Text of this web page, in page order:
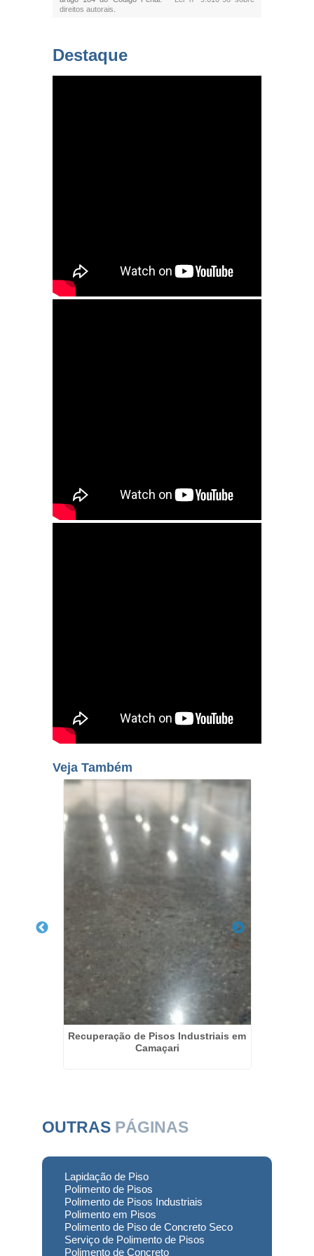
direitos autorais
Destaque
Veja Também
Recuperação de Pisos Industriais em
Camaçari
OUTRAS PÁGINAS
Lapidação de Piso
Polimento de Pisos
Polimento de Pisos Industriais
Polimento em Pisos
Polimento de Piso de Concreto Seco
Serviço de Polimento de Pisos
Polimento de Concreto